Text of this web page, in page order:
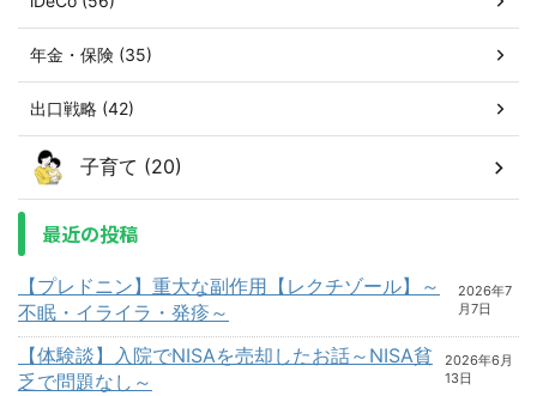
年金・保険 (35)
出口戦略 (42)
子育て (20)
最近の投稿
【プレドニン】重大な副作用【レクチゾール】～
不眠・イライラ・発疹～
2026年7
月7日
【体験談】入院でNISAを売却したお話～NISA貧
乏で問題なし～
2026年6月
13日